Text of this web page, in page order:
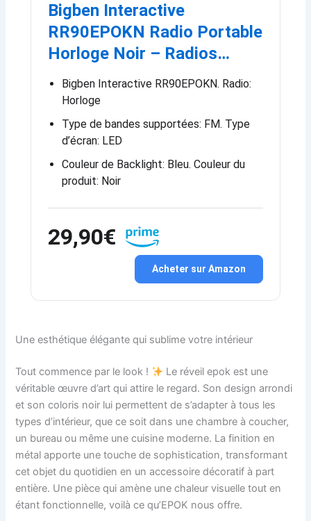
Bigben Interactive
RR90EPOKN Radio Portable
Horloge Noir – Radios…
Bigben Interactive RR90EPOKN. Radio:
Horloge
Type de bandes supportées: FM. Type
d’écran: LED
Couleur de Backlight: Bleu. Couleur du
produit: Noir
29,90€
Acheter sur Amazon
Une esthétique élégante qui sublime votre intérieur
Tout commence par le look !
Le réveil epok est une
véritable œuvre d’art qui attire le regard. Son design arrondi
et son coloris noir lui permettent de s’adapter à tous les
types d’intérieur, que ce soit dans une chambre à coucher,
un bureau ou même une cuisine moderne. La finition en
métal apporte une touche de sophistication, transformant
cet objet du quotidien en un accessoire décoratif à part
entière. Une pièce qui amène une chaleur visuelle tout en
étant fonctionnelle, voilà ce qu’EPOK nous offre.